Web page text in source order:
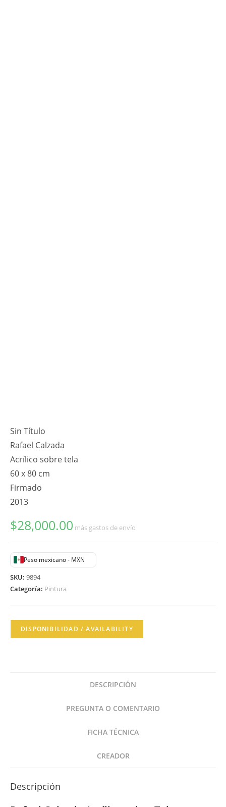
Sin Título
Rafael Calzada
Acrílico sobre tela
60 x 80 cm
Firmado
2013
$28,000.00 más gastos de envío
Peso mexicano - MXN
SKU: 9894
Categoría: Pintura
DISPONIBILIDAD / AVAILABILITY
DESCRIPCIÓN
PREGUNTA O COMENTARIO
FICHA TÉCNICA
CREADOR
Descripción